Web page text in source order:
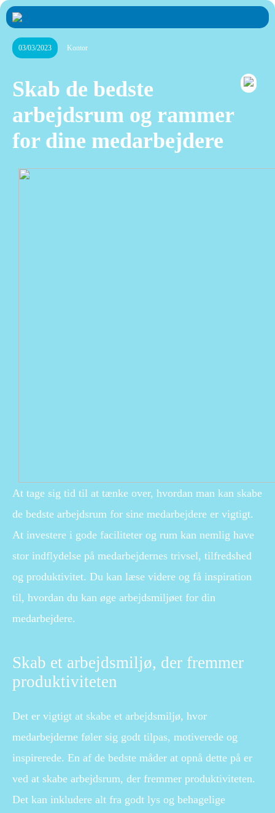
03/03/2023 Kontor
Skab de bedste
arbejdsrum og rammer
for dine medarbejdere
At tage sig tid til at tænke over, hvordan man kan skabe
de bedste arbejdsrum for sine medarbejdere er vigtigt.
At investere i gode faciliteter og rum kan nemlig have
stor indflydelse på medarbejdernes trivsel, tilfredshed
og produktivitet. Du kan læse videre og få inspiration
til, hvordan du kan øge arbejdsmiljøet for din
medarbejdere.
Skab et arbejdsmiljø, der fremmer
produktiviteten
Det er vigtigt at skabe et arbejdsmiljø, hvor
medarbejderne føler sig godt tilpas, motiverede og
inspirerede. En af de bedste måder at opnå dette på er
ved at skabe arbejdsrum, der fremmer produktiviteten.
Det kan inkludere alt fra godt lys og behagelige